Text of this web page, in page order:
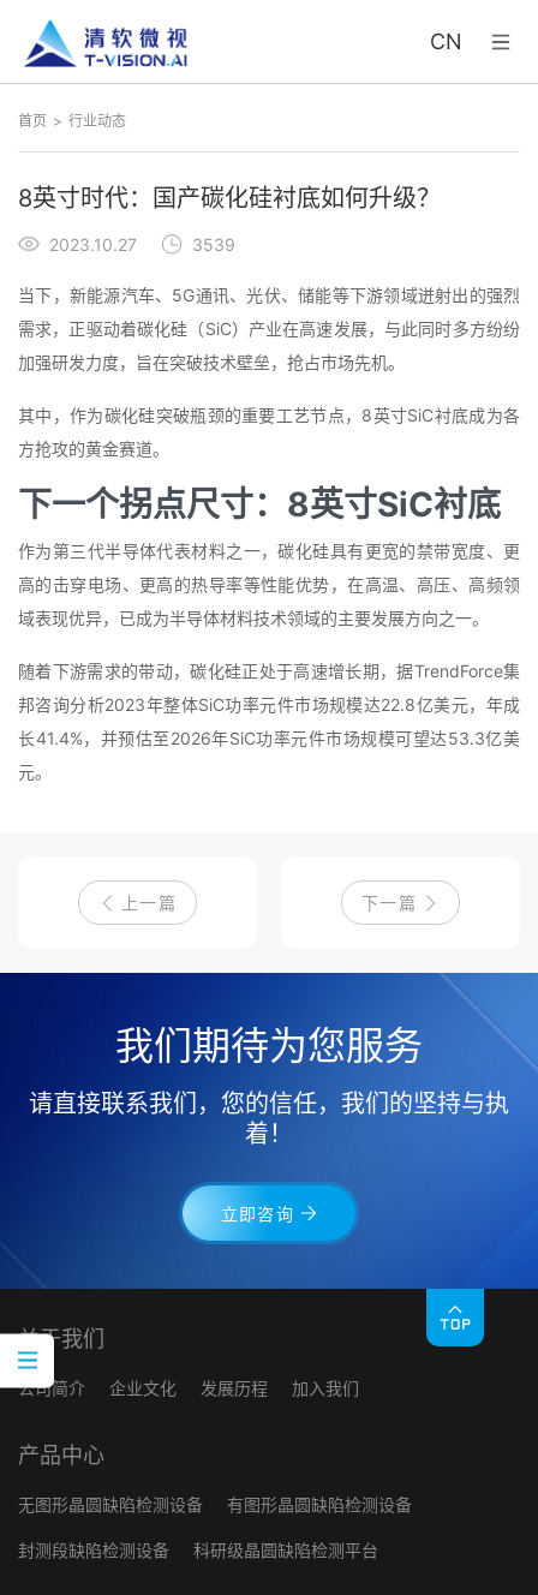
CN
首页 行业动态
8英寸时代：国产碳化硅衬底如何升级？
2023.10.27 3539
当下，新能源汽车、5G通讯、光伏、储能等下游领域迸射出的强烈
需求，正驱动着碳化硅（SiC）产业在高速发展，与此同时多方纷纷
加强研发力度，旨在突破技术壁垒，抢占市场先机。
其中，作为碳化硅突破瓶颈的重要工艺节点，8英寸SiC衬底成为各
方抢攻的黄金赛道。
下一个拐点尺寸：8英寸SiC衬底
作为第三代半导体代表材料之一，碳化硅具有更宽的禁带宽度、更
高的击穿电场、更高的热导率等性能优势，在高温、高压、高频领
域表现优异，已成为半导体材料技术领域的主要发展方向之一。
随着下游需求的带动，碳化硅正处于高速增长期，据TrendForce集
邦咨询分析2023年整体SiC功率元件市场规模达22.8亿美元，年成
长41.4%，并预估至2026年SiC功率元件市场规模可望达53.3亿美
元。
上一篇 下一篇
我们期待为您服务
请直接联系我们，您的信任，我们的坚持与执
着！
立即咨询
关于我们
公司简介 企业文化 发展历程 加入我们
产品中心
无图形晶圆缺陷检测设备 有图形晶圆缺陷检测设备
封测段缺陷检测设备 科研级晶圆缺陷检测平台